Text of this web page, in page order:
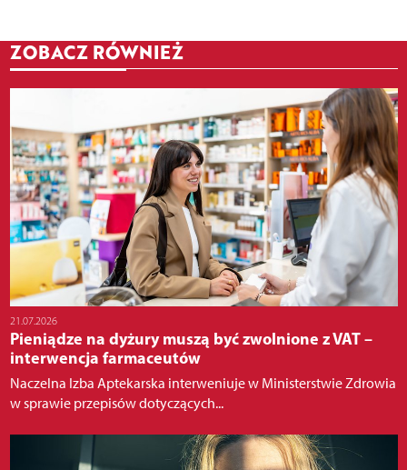
ZOBACZ RÓWNIEŻ
21.07.2026
Pieniądze na dyżury muszą być zwolnione z VAT –
interwencja farmaceutów
Naczelna Izba Aptekarska interweniuje w Ministerstwie Zdrowia
w sprawie przepisów dotyczących...